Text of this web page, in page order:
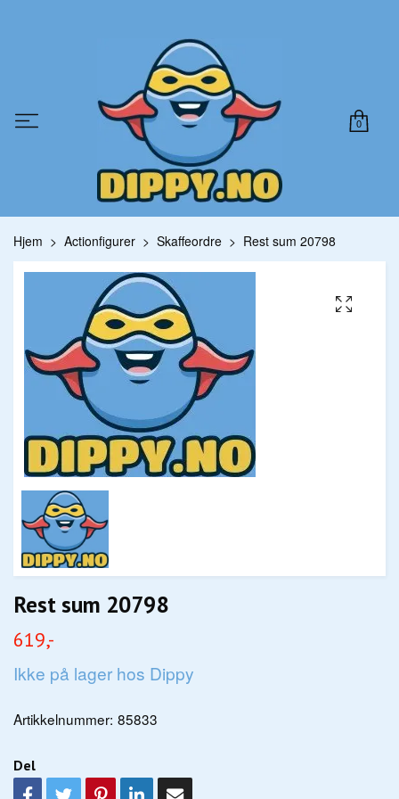
0
Hjem Actionfigurer Skaffeordre Rest sum 20798
Rest sum 20798
619,-
Ikke på lager hos Dippy
Artikkelnummer: 85833
Del